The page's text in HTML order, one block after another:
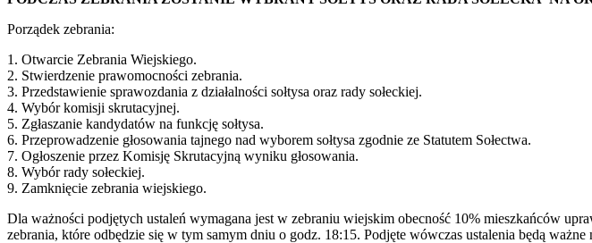
Porządek zebrania:
1. Otwarcie Zebrania Wiejskiego.
2. Stwierdzenie prawomocności zebrania.
3. Przedstawienie sprawozdania z działalności sołtysa oraz rady sołeckiej.
4. Wybór komisji skrutacyjnej.
5. Zgłaszanie kandydatów na funkcję sołtysa.
6. Przeprowadzenie głosowania tajnego nad wyborem sołtysa zgodnie ze Statutem Sołectwa.
7. Ogłoszenie przez Komisję Skrutacyjną wyniku głosowania.
8. Wybór rady sołeckiej.
9. Zamknięcie zebrania wiejskiego.
Dla ważności podjętych ustaleń wymagana jest w zebraniu wiejskim obecność 10% mieszkańców
zebrania, które odbędzie się w tym samym dniu o godz. 18:15. Podjęte wówczas ustalenia będą